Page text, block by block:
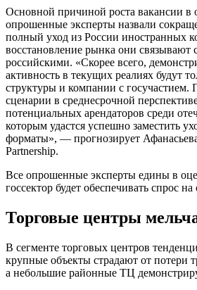
Основной причиной роста вакансии в
опрошенные эксперты назвали
полный уход из России иностранных
восстановление рынка они связывают
российскими. «Скорее всего,
активность в текущих реалиях будут
структуры и компании с
сценарии в среднесрочной
потенциальных арендаторов среди
которым удастся успешно заместить
форматы», — прогнозирует
Partnership.
Все опрошенные эксперты едины в
госсектор будет обеспечивать спрос
Торговые центры
В сегменте торговых центров
крупные объекты страдают от потери
а небольшие районные ТЦ